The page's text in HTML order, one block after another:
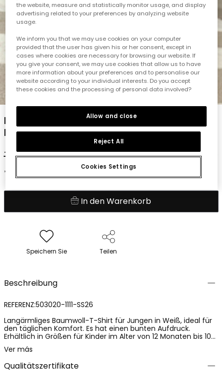
2 3 4 5
Langarmshirt für Kinder aus weißer
Baumwolle
19,95 € 9,95 €
*Rabatt auf den Saisonpreis angewendet
In den Warenkorb
Speichern Sie Teilen
Beschreibung
REFERENZ:503020-1111-SS26
Langärmliges Baumwoll-T-Shirt für Jungen in Weiß, ideal für
den täglichen Komfort. Es hat einen bunten Aufdruck.
Erhältlich in Größen für Kinder im Alter von 12 Monaten bis 10
Jahren, vielseitig und leicht mit Jeans oder kurzen Hosen zu
kombinieren, verleiht es jedem lässigen Outfit einen stilvollen
Akzent. Perfekt, um einen entspannten und fröhlichen Look
zu präsentieren.
Ver más
Qualitätszertifikate
the website, measure and statistically monitor usage, and display
advertising related to your preferences by analyzing website
usage.
We inform you that we may use cookies on your computer
provided that the user has given his or her consent, except in
cases where cookies are necessary for browsing our website. If
you give your consent, we may use cookies that allow us to have
more information about your preferences and to personalise our
website according to your individual interests. Do you accept
these cookies and the processing of personal data involved?
Cookies Settings
Reject All
Allow and close